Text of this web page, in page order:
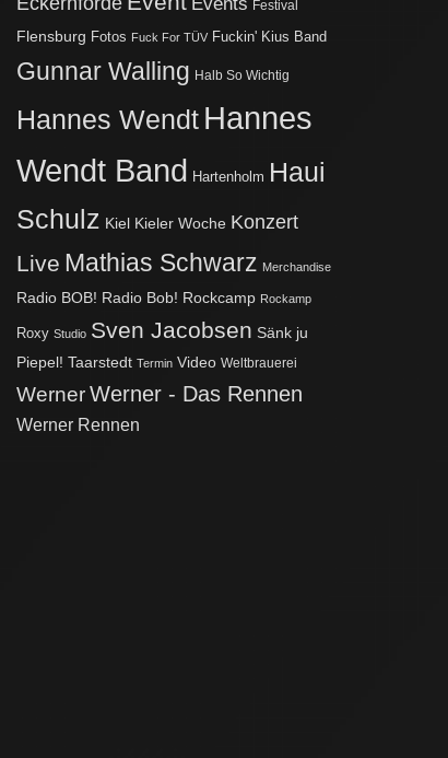
Festival
Flensburg Fotos Fuck For TÜV Fuckin' Kius Band
Gunnar Walling Halb So Wichtig
Hannes Wendt Hannes
Wendt Band Hartenholm Haui
Schulz Kiel Kieler Woche Konzert
Live Mathias Schwarz Merchandise
Radio BOB! Radio Bob! Rockcamp Rockamp
Roxy Studio Sven Jacobsen Sänk ju
Piepel! Taarstedt Termin Video Weltbrauerei
Werner Werner - Das Rennen
Werner Rennen